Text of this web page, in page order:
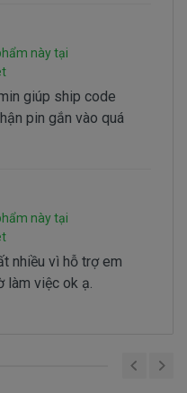
tai sao hư
bị hư tại sao nó
thường sau
giảm tuổi thọ pin
sài không đúng
đúng cách là như
Đúng ===>
E5530
này tại
giúp ship code
pin gắn vào quá
này tại
nhiều vì hỗ trợ em
làm việc ok ạ.